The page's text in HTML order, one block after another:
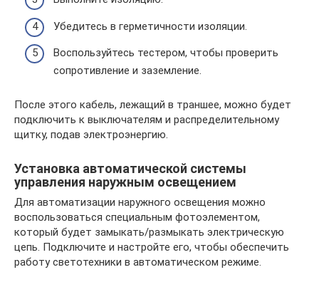
Убедитесь в герметичности изоляции.
Воспользуйтесь тестером, чтобы проверить
сопротивление и заземление.
После этого кабель, лежащий в траншее, можно будет
подключить к выключателям и распределительному
щитку, подав электроэнергию.
Установка автоматической системы
управления наружным освещением
Для автоматизации наружного освещения можно
воспользоваться специальным фотоэлементом,
который будет замыкать/размыкать электрическую
цепь. Подключите и настройте его, чтобы обеспечить
работу светотехники в автоматическом режиме.